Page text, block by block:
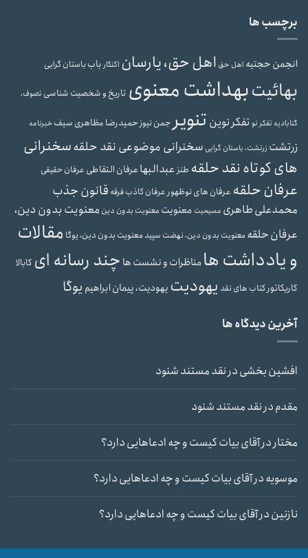
برچسب ها
انجمن حجتیه اهل حق اهل حق، یارسان اکنکارباب باستان گرایی
بهائیتبهداشت معنوی تاریخ و شخصیت شناسی تصوف،
گنابادیه تفکر نوتفکر نوین تنویر جمن نیوزحمیدرضا مظاهری سیفخبرنامه
زرتشت زرتشت، باستان گرایی سخنرانی موضوعی نقد حلقهسخنرانی
های کوتاه نقد حلقه طنزعبدالبهاعرفان التقاطی عرفان حقیقی
عرفان حلقه عرفان های نوظهورعرفان کاذبفرقه قانون جذب
محمدعلی طاهری مسیحیت معنویت معنویت بدون دین معنویت بدون دین،
عرفان حلقه معنویت بدون دین، نهضت سپیدمعنویت بدون دین، یوگا مقالات
و یادداشت هامناظرات و نشست ها چند رسانه ای کابالا
کاریکاتورکتاب های نقد یهودیت یهودیت، پیمان ابراهیم یوگا
آخرین دیدگاه ها
افشین بخشیدرنقد مستند شنود
مقدمدرنقد مستند شنود
مختاردرآقای بیات کیست و چه ادعاهایی دارد؟
موسویهدرآقای بیات کیست و چه ادعاهایی دارد؟
نازنیندرآقای بیات کیست و چه ادعاهایی دارد؟